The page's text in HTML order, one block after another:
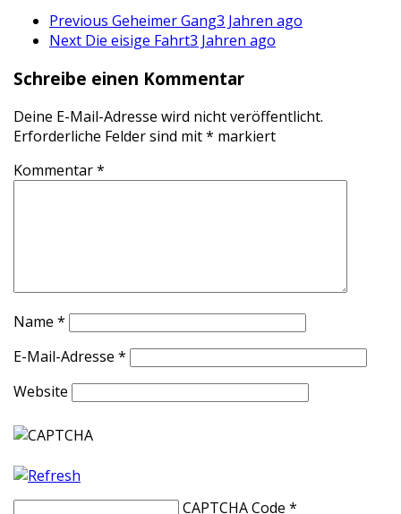
Previous Geheimer Gang3 Jahren ago
Next Die eisige Fahrt3 Jahren ago
Schreibe einen Kommentar
Deine E-Mail-Adresse wird nicht veröffentlicht.
Erforderliche Felder sind mit* markiert
Kommentar*
Name *
E-Mail-Adresse *
Website
CAPTCHA Code *